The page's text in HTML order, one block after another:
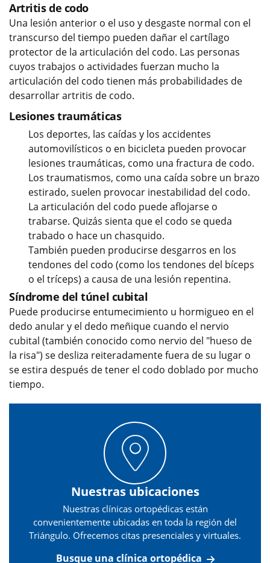
Artritis de codo
Una lesión anterior o el uso y desgaste normal con el
transcurso del tiempo pueden dañar el cartílago
protector de la articulación del codo. Las personas
cuyos trabajos o actividades fuerzan mucho la
articulación del codo tienen más probabilidades de
desarrollar artritis de codo.
Lesiones traumáticas
Los deportes, las caídas y los accidentes
automovilísticos o en bicicleta pueden provocar
lesiones traumáticas, como una fractura de codo.
Los traumatismos, como una caída sobre un brazo
estirado, suelen provocar inestabilidad del codo.
La articulación del codo puede aflojarse o
trabarse. Quizás sienta que el codo se queda
trabado o hace un chasquido.
También pueden producirse desgarros en los
tendones del codo (como los tendones del bíceps
o el tríceps) a causa de una lesión repentina.
Síndrome del túnel cubital
Puede producirse entumecimiento u hormigueo en el
dedo anular y el dedo meñique cuando el nervio
cubital (también conocido como nervio del "hueso de
la risa") se desliza reiteradamente fuera de su lugar o
se estira después de tener el codo doblado por mucho
tiempo.
Nuestras ubicaciones
Nuestras clínicas ortopédicas están
convenientemente ubicadas en toda la región del
Triángulo. Ofrecemos citas presenciales y virtuales.
Busque una clínica ortopédica